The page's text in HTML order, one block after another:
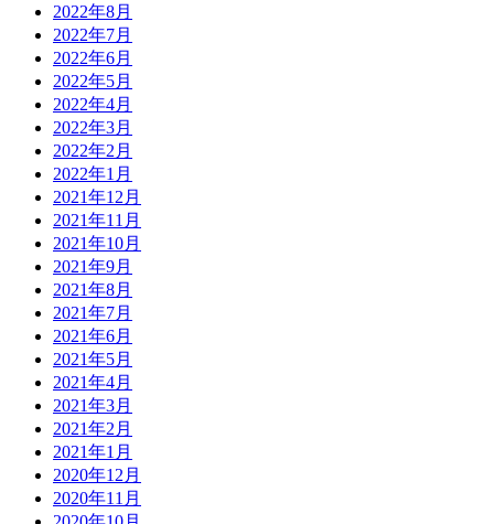
2022年8月
2022年7月
2022年6月
2022年5月
2022年4月
2022年3月
2022年2月
2022年1月
2021年12月
2021年11月
2021年10月
2021年9月
2021年8月
2021年7月
2021年6月
2021年5月
2021年4月
2021年3月
2021年2月
2021年1月
2020年12月
2020年11月